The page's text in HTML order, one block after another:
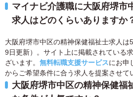
マイナビ介護職に大阪府堺市
求人はどのくらいありますか
大阪府堺市中区の精神保健福祉士求人
9日更新）。サイト上に掲載されている
ざいます。 無料転職支援サービスにお申
からご希望条件に合う求人を提案させて
大阪府堺市中区の精神保健福